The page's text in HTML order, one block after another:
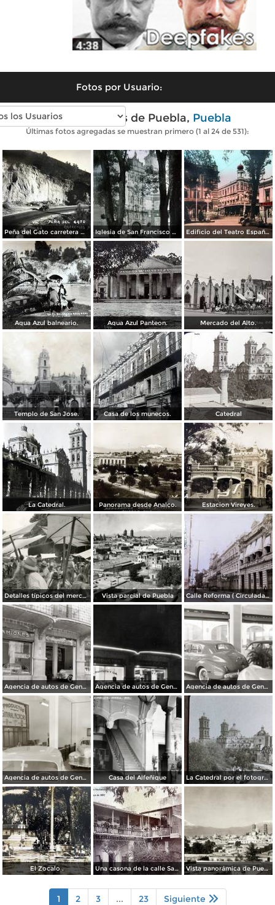
Fotos por Usuario:
Fotos antiguas de Puebla, Puebla
Últimas fotos agregadas se muestran primero (1 al 24 de 531):
Peña del Gato carretera Mexico-Puebla Iglesia de San Francisco por el Fotógrafo Hugo Brehme. Edificio del Teatro Español.
Agua Azul balneario. Agua Azul Panteon. Mercado del Alto.
Templo de San Jose. Casa de los munecos. Catedral
La Catedral. Panorama desde Analco. Estacion Vireyes.
Detalles típicos del mercado Vista parcial de Puebla Calle Reforma ( Circulada el 15 de Marzo de 1933 ).
Agencia de autos de General Motors Agencia de autos de General Motors Agencia de autos de General Motors
Agencia de autos de General Motors Casa del Alfeñique La Catedral por el fotografo William H. Rau.
El Zocalo . Una casona de la calle Santa Ines # 5 ( Fechada el 5 de Mayo de 1892 ). Vista panorámica de Puebla, con volcanes Popocatépetl (izq.) e Iztaccíhuatl (der.)
1 2 3 ... 23 Siguiente